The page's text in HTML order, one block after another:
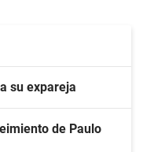
su expareja
de Paulo